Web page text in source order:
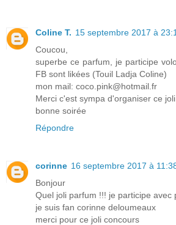
Coline T. 15 septembre 2017 à
Coucou,
superbe ce parfum, je participe
FB sont likées (Touil Ladja Coline)
mon mail: coco.pink@hotmail.fr
Merci c'est sympa d'organiser ce
bonne soirée
Répondre
corinne 16 septembre 2017 à
Bonjour
Quel joli parfum !!! je participe avec
je suis fan corinne deloumeaux
merci pour ce joli concours